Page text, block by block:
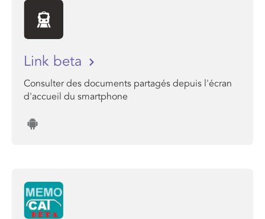
Link beta
Consulter des documents partagés depuis l'écran
d'accueil du smartphone